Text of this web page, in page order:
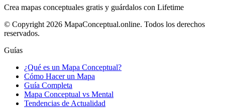
Crea mapas conceptuales gratis y guárdalos con Lifetime
© Copyright 2026 MapaConceptual.online. Todos los derechos
reservados.
Guías
¿Qué es un Mapa Conceptual?
Cómo Hacer un Mapa
Guía Completa
Mapa Conceptual vs Mental
Tendencias de Actualidad